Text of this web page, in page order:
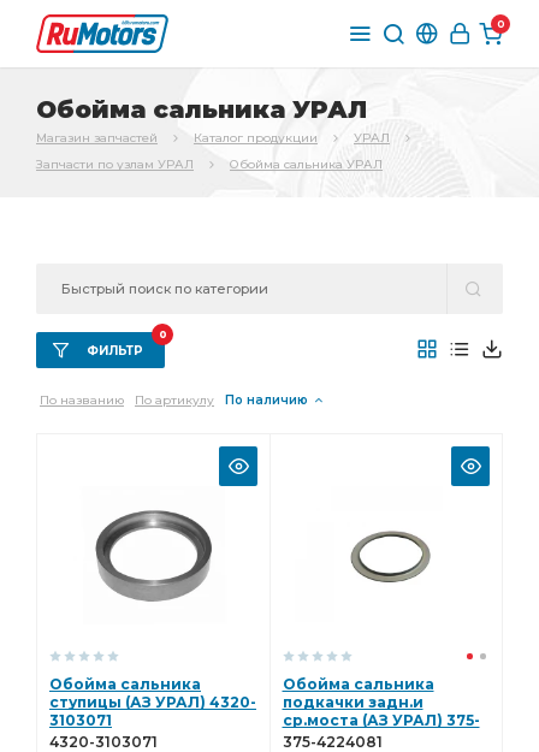
0
Обойма сальника УРАЛ
Магазин запчастей Каталог продукции
УРАЛ
Запчасти по узлам УРАЛ
Обойма сальника УРАЛ
ФИЛЬТР
0
По названию По артикулу По наличию
Обойма сальника
ступицы (АЗ УРАЛ) 4320-
3103071
4320-3103071
Обойма сальника
подкачки задн.и
ср.моста (АЗ УРАЛ) 375-
4224081
375-4224081